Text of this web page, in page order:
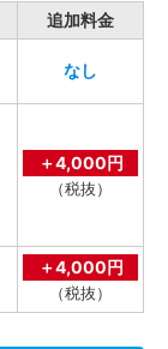
追加料金
なし
＋4,000円
（税抜）
＋4,000円
（税抜）